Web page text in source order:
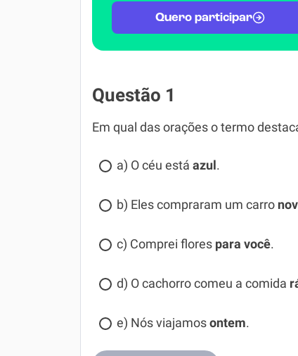
Quero participar
Questão 1
Em qual das orações o termo
a) O céu está azul .
b) Eles compraram um carro
c) Comprei flores para você.
d) O cachorro comeu a comida
e) Nós viajamos ontem.